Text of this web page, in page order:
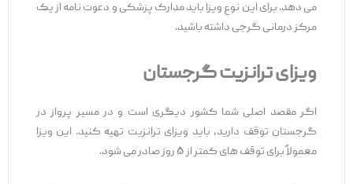
می ‌دهد. برای این نوع ویزا باید مدارک پزشکی و دعوت ‌نامه از یک
مرکز درمانی گرجی داشته باشید.
ویزای ترانزیت گرجستان
اگر مقصد اصلی شما کشور دیگری است و در مسیر پرواز در
گرجستان توقف دارید، باید ویزای ترانزیت تهیه کنید. این ویزا
معمولاً برای توقف ‌های کمتر از ۵ روز صادر می ‌شود.